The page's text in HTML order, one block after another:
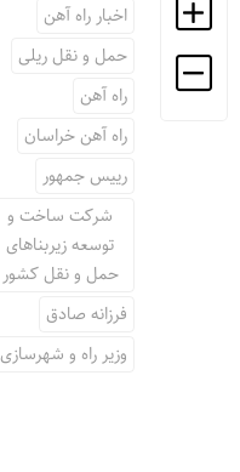
اخبار راه آهن
حمل و نقل ریلی
راه آهن
راه آهن خراسان
رییس جمهور
شرکت ساخت و
توسعه زیربناهای
حمل و نقل کشور
فرزانه صادق
وزیر راه و شهرسازی